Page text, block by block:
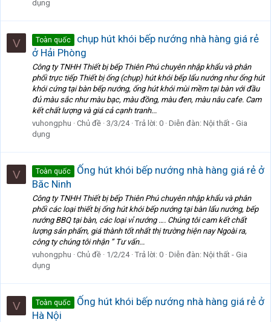
dụng
V Toàn quốc
chụp hút khói bếp nướng nhà hàng giá rẻ
ở Hải Phòng
Công ty TNHH Thiết bị bếp Thiên Phú chuyên nhập khẩu và phân
phối trực tiếp Thiết bị ống (chụp) hút khói bếp lẩu nướng như ống hút
khói cứng tại bàn bếp nướng, ống hút khói mùi mềm tại bàn với đầu
đủ màu sắc như màu bạc, màu đồng, màu đen, màu nâu cafe. Cam
kết chất lượng và giá cả cạnh tranh...
vuhongphu
Chủ đề 3/3/24 Trả lời: 0 Diễn đàn: Nội thất - Gia
dụng
V Toàn quốc
Ống hút khói bếp nướng nhà hàng giá rẻ ở
Băc Ninh
Công ty TNHH Thiết bị bếp Thiên Phú chuyên nhập khẩu và phân
phối các loại thiết bị ống hút khói bếp nướng tại bàn lẩu nướng, bếp
nướng BBQ tại bàn, các loại vỉ nướng …. Chúng tôi cam kết chất
lượng sản phẩm, giá thành tốt nhất thị trường hiện nay Ngoài ra,
công ty chúng tôi nhận ” Tư vấn...
vuhongphu
Chủ đề 1/2/24 Trả lời: 0 Diễn đàn: Nội thất - Gia
dụng
V Toàn quốc
Ống hút khói bếp nướng nhà hàng giá rẻ ở
Hà Nội